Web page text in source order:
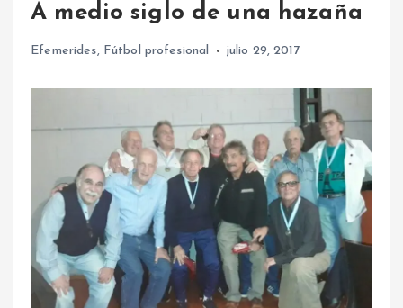
A medio siglo de una hazaña
Efemerides, Fútbol profesional julio 29, 2017